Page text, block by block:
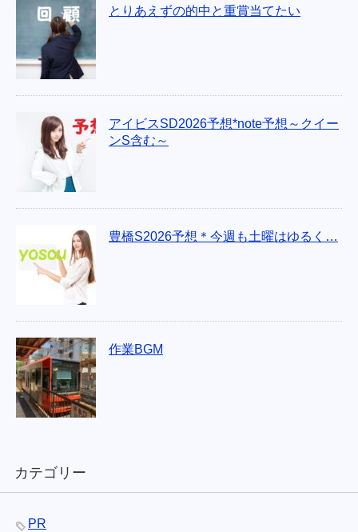
とりあえずの的中と重賞当てたい
アイビスSD2026予想*note予想～クイー
ンS含む～
豊橋S2026予想＊今週も土曜はゆるく…
作業BGM
カテゴリー
PR